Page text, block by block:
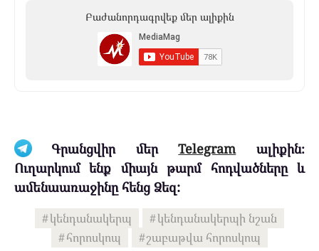
Բաժանորդագրվեք մեր ալիքին
Գրանցվիր մերTelegramալիքին։
Ուղարկում ենք միայն թարմ հոդվածները և
ամենաառաջինը հենց Ձեզ:
կենդանակերպ
կենդանակերպի նշան
հորոսկոպ
շաբաթվա հորոսկոպ